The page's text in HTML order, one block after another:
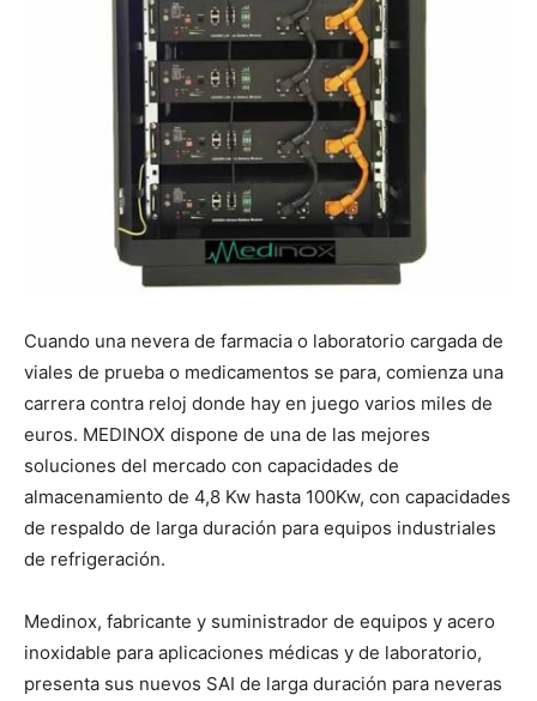
Cuando una nevera de farmacia o laboratorio cargada de
viales de prueba o medicamentos se para, comienza una
carrera contra reloj donde hay en juego varios miles de
euros. MEDINOX dispone de una de las mejores
soluciones del mercado con capacidades de
almacenamiento de 4,8 Kw hasta 100Kw, con capacidades
de respaldo de larga duración para equipos industriales
de refrigeración.
Medinox, fabricante y suministrador de equipos y acero
inoxidable para aplicaciones médicas y de laboratorio,
presenta sus nuevos SAI de larga duración para neveras